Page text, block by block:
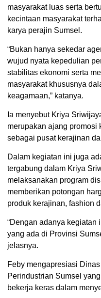
masyarakat luas serta
kecintaan masyarakat
karya perajin Sumsel.
“Bukan hanya sekedar
wujud nyata kepedulian
stabilitas ekonomi serta
masyarakat khususnya
keagamaan,” katanya.
Ia menyebut Kriya
merupakan ajang promosi
sebagai pusat kerajinan
Dalam kegiatan ini juga
tergabung dalam Kriya
melaksanakan program
memberikan potongan
produk kerajinan, fashion
“Dengan adanya kegiatan
yang ada di Provinsi
jelasnya.
Feby mengapresiasi
Perindustrian Sumsel
bekerja keras dalam